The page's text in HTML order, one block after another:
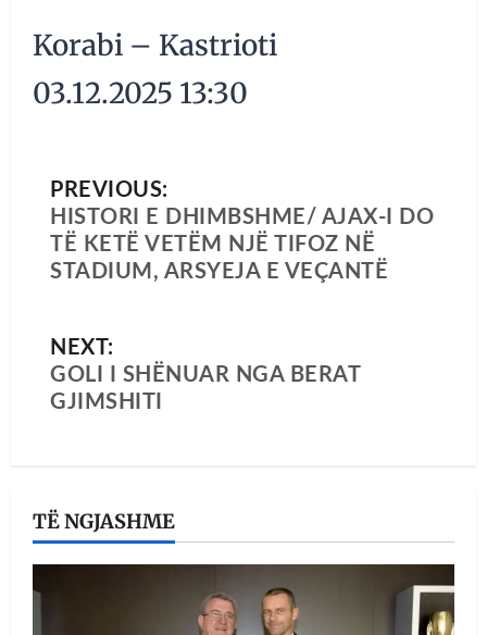
Korabi – Kastrioti
03.12.2025 13:30
PREVIOUS:
HISTORI E DHIMBSHME/ AJAX-I DO
TË KETË VETËM NJË TIFOZ NË
STADIUM, ARSYEJA E VEÇANTË
NEXT:
GOLI I SHËNUAR NGA BERAT
GJIMSHITI
TË NGJASHME